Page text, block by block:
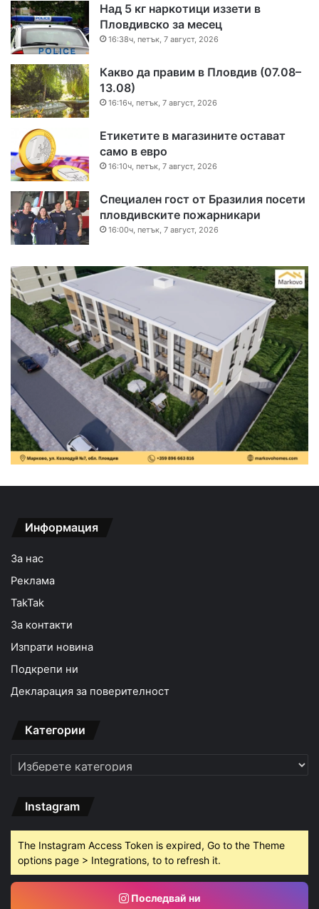
Над 5 кг наркотици иззети в
Пловдивско за месец
16:38ч, петък, 7 август, 2026
Какво да правим в Пловдив (07.08–
13.08)
16:16ч, петък, 7 август, 2026
Етикетите в магазините остават
само в евро
16:10ч, петък, 7 август, 2026
Специален гост от Бразилия посети
пловдивските пожарникари
16:00ч, петък, 7 август, 2026
Информация
За нас
Реклама
TakTak
За контакти
Изпрати новина
Подкрепи ни
Декларация за поверителност
Категории
Категории
Instagram
The Instagram Access Token is expired, Go to the Theme
options page > Integrations, to to refresh it.
Последвай ни